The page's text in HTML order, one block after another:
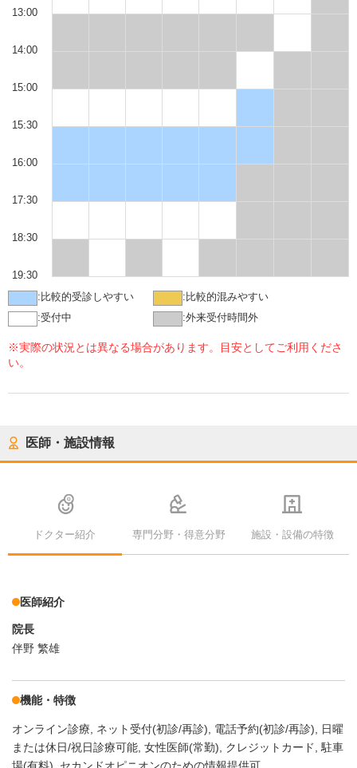
13:00
14:00
15:00
15:30
16:00
17:30
18:30
19:30
: 比較的受診しやすい : 比較的混みやすい
:受付中 :外来受付時間外
※実際の状況とは異なる場合があります。目安としてご利用くださ
い。
医師・施設情報
ドクター紹介 専門分野・得意分野 施設・設備の特徴
医師紹介
院長
伴野 繁雄
機能・特徴
オンライン診療 ネット受付(初診/再診) 電話予約(初診/再診)
日曜
または休日/祝日診療可能 女性医師(常勤) クレジットカード
駐車